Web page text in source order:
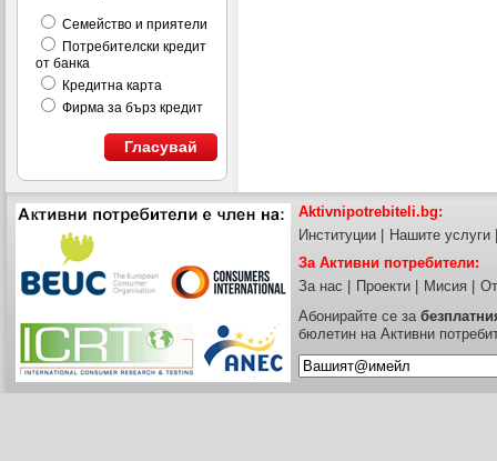
Семейство и приятели
Потребителски кредит
от банка
Кредитна карта
Фирма за бърз кредит
Гласувай
Aktivnipotrebiteli.bg:
Институции
Нашите услуги
За Активни потребители:
За нас
Проекти Мисия
Абонирайте се за
бюлетин на Активни